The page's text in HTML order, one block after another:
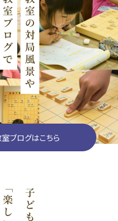
ブログはこちら